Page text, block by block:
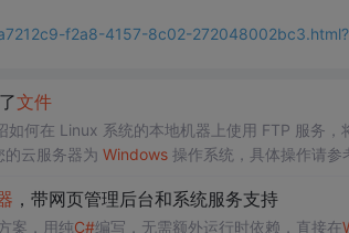
f2a8-4157-8c02-
文件
何在 Linux 系统的本地机器上使用 FTP 服务，
云服务器为 Windows操作系统，具体操作请参
，带网页管理后台和系统服务支持
案，用纯C#编写，无需额外运行时依赖，直接在